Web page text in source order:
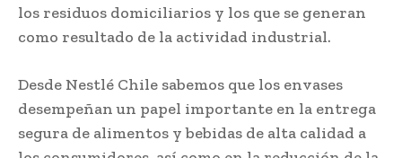
los residuos domiciliarios y los que se generan
como resultado de la actividad industrial.
Desde Nestlé Chile sabemos que los envases
desempeñan un papel importante en la entrega
segura de alimentos y bebidas de alta calidad a